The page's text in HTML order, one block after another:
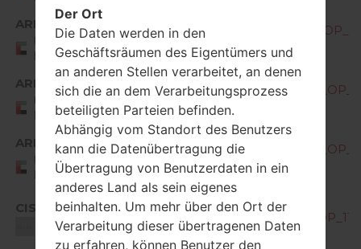
ARE
United Arab
Emirates
ARE
United Arab
Emirates
ARE
United Arab
Emirates
CIS
Unknown
Der Ort
Die Daten werden in den
Geschäftsräumen des Eigentümers und
an anderen Stellen verarbeitet, an denen
sich die an dem Verarbeitungsprozess
beteiligten Parteien befinden.
Abhängig vom Standort des Benutzers
kann die Datenübertragung die
Übertragung von Benutzerdaten in ein
anderes Land als sein eigenes
beinhalten. Um mehr über den Ort der
Verarbeitung dieser übertragenen Daten
zu erfahren, können Benutzer den